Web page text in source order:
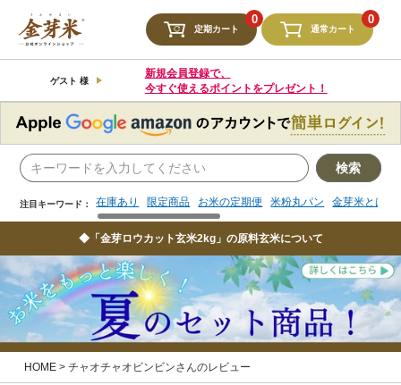
定期カート
0
通常カート
0
ゲスト 様
新規会員登録で、
今すぐ使えるポイントをプレゼント！
検索
注目キーワード： 在庫あり 限定商品 お米の定期便 米粉丸パン 金芽米とは
注目キーワード： 限定商品 お米の定期便 米粉丸パン 金芽米とは
◆「金芽ロウカット玄米2kg」の原料玄米について
HOME チャオチャオビンビンさんのレビュー